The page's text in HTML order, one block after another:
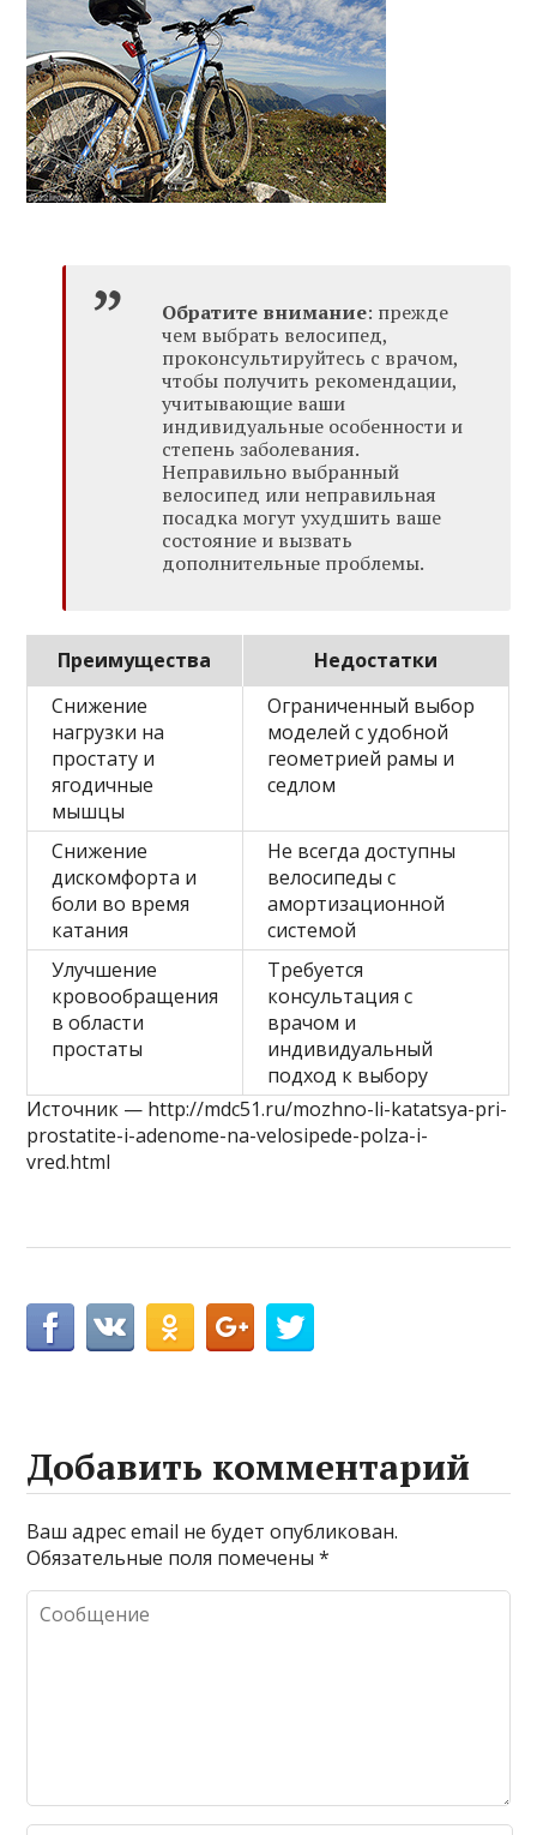
Обратите внимание: прежде
чем выбрать велосипед,
проконсультируйтесь с врачом,
чтобы получить рекомендации,
учитывающие ваши
индивидуальные особенности и
степень заболевания.
Неправильно выбранный
велосипед или неправильная
посадка могут ухудшить ваше
состояние и вызвать
дополнительные проблемы.
Преимущества
Недостатки
Снижение
нагрузки на
простату и
ягодичные
мышцы
Ограниченный выбор
моделей с удобной
геометрией рамы и
седлом
Снижение
дискомфорта и
боли во время
катания
Не всегда доступны
велосипеды с
амортизационной
системой
Улучшение
кровообращения
в области
простаты
Требуется
консультация с
врачом и
индивидуальный
подход к выбору
Источник — http://mdc51.ru/mozhno-li-katatsya-pri-
prostatite-i-adenome-na-velosipede-polza-i-
vred.html
Добавить комментарий
Ваш адрес email не будет опубликован.
Обязательные поля помечены*